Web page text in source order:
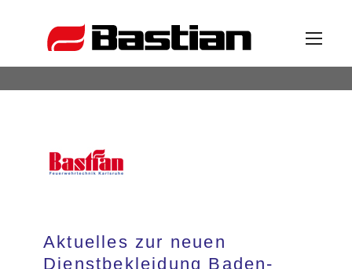
Ansprechpartner
Aktuelles zur neuen
Dienstbekleidung Baden-